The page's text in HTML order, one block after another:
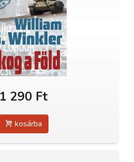
1 290 Ft
kosárba